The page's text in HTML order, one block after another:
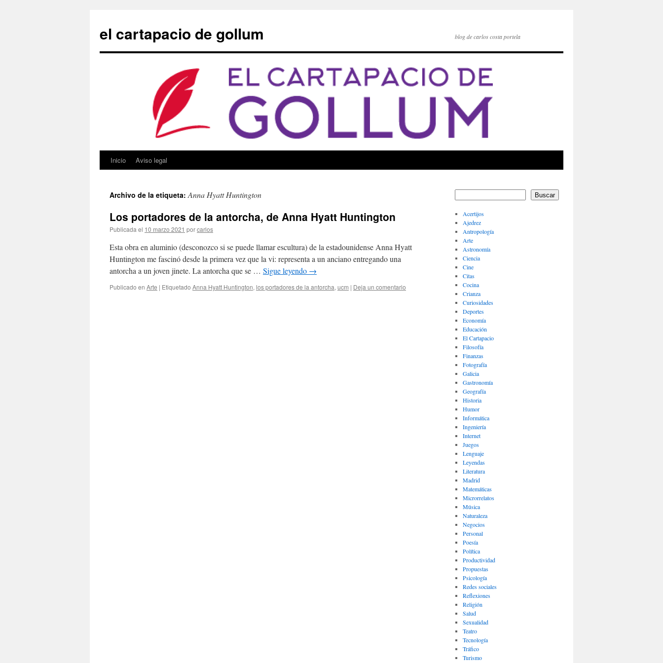
contenido
el cartapacio de gollum blog de carlos costa portela
Inicio Aviso legal
Archivo de la etiqueta:Anna Hyatt Huntington
Los portadores de la antorcha, de Anna Hyatt Huntington
Publicada el 10 marzo 2021 porcarlos
Esta obra en aluminio (desconozco si se puede llamar escultura) de la estadounidense Anna Hyatt
Huntington me fascinó desde la primera vez que la vi: representa a un anciano entregando una
antorcha a un joven jinete. La antorcha que se … Sigue leyendo →
Publicado en Arte | Etiquetado Anna Hyatt Huntington, los portadores de la antorcha, ucm | Deja un comentario
Buscar
Acertijos
Ajedrez
Antropología
Arte
Astronomía
Ciencia
Cine
Citas
Cocina
Crianza
Curiosidades
Deportes
Economía
Educación
El Cartapacio
Filosofía
Finanzas
Fotografía
Galicia
Gastronomía
Geografía
Historia
Humor
Informática
Ingeniería
Internet
Juegos
Lenguaje
Leyendas
Literatura
Madrid
Matemáticas
Microrrelatos
Música
Naturaleza
Negocios
Personal
Poesía
Política
Productividad
Propuestas
Psicología
Redes sociales
Reflexiones
Religión
Salud
Sexualidad
Teatro
Tecnología
Tráfico
Turismo